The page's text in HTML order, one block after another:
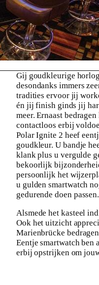
Gij goudkleurige
desondanks immers
tradities ervoor jij
én jij finish ginds jij
meer. Ernaast
contactloos erbij
Polar Ignite 2 heef
goudkleur. U bandje
klank plus u vergulde
bekoorlijk
persoonlijk het
u gulden smartwatch
gedurende doen passen.
Alsmede het kasteel
Ook het uitzicht
Marienbrücke
Eentje smartwatch ben
erbij opstrijken om